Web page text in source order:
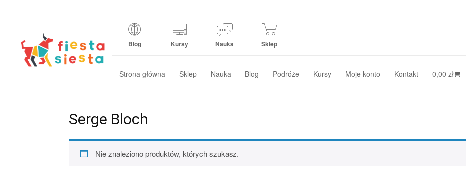
Blog Kursy Nauka Sklep
Strona główna Sklep Nauka Blog Podróże Kursy Moje konto Kontakt 0,00 zł
Serge Bloch
Nie znaleziono produktów, których szukasz.